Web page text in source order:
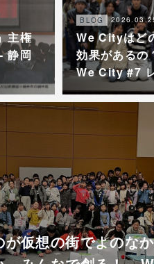
主権
静岡
BLOG
We Cityはど
効果があるの
We City #7
仮想の街でよのな